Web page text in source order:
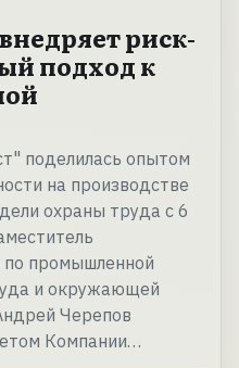
риск-
подход к
поделилась опытом
на производстве
охраны труда с 6
по промышленной
и окружающей
Черепов
Компании…